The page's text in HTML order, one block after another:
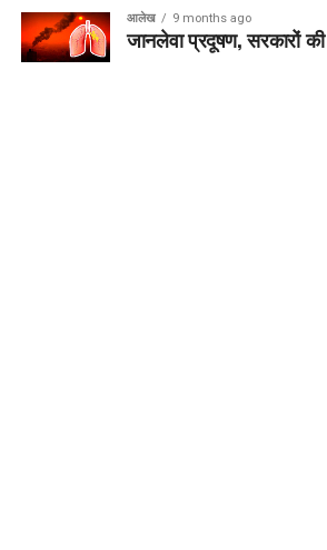
आलेख 9 months ago
जानलेवा प्रदूषण, सरकारों की